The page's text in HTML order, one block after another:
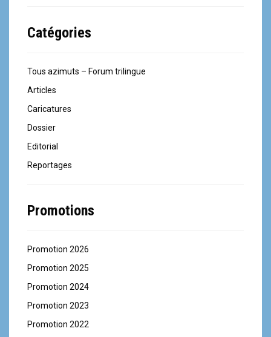
Catégories
Tous azimuts – Forum trilingue
Articles
Caricatures
Dossier
Editorial
Reportages
Promotions
Promotion 2026
Promotion 2025
Promotion 2024
Promotion 2023
Promotion 2022